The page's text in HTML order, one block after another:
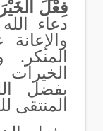
فِعْلَ
دعاء
المنكر .
بفضل
المنتقى